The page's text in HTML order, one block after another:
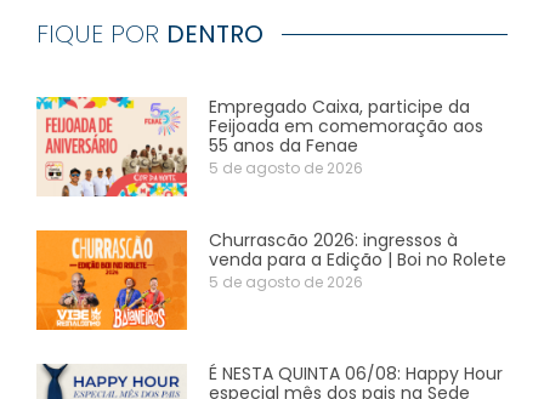
FIQUE POR DENTRO
Empregado Caixa, participe da
Feijoada em comemoração aos
55 anos da Fenae
5 de agosto de 2026
Churrascão 2026: ingressos à
venda para a Edição | Boi no Rolete
5 de agosto de 2026
É NESTA QUINTA 06/08: Happy Hour
especial mês dos pais na Sede